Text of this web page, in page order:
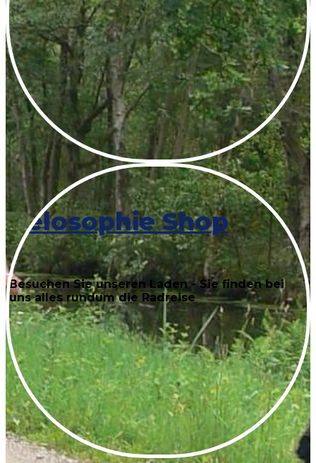
Velosophie Shop
Besuchen Sie unseren Laden - Sie finden bei
uns alles rundum die Radreise